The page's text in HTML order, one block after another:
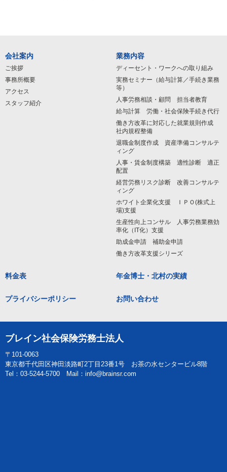
会社案内
ご挨拶
事務所概要
アクセス
スタッフ紹介
業務内容
ディーセント・ワークへの取り組み
実務セミナー（給与計算／手続き業務
等）
人事労務相談・顧問 担当者教育
給与計算 労働・社会保険手続き代行
働き方改革に対応した就業規則作成
社内規程整備
退職金制度作成 資産準備コンサルテ
ィング
人事・賃金制度構築 適性診断 適正
配置
経営労務リスク診断 改善コンサルテ
ィング
ホワイト企業化支援 ＩＰＯ(株式上
場)支援
生産性向上コンサル 人事労務業務効
率化（IT化）支援
助成金申請 補助金申請
働き方改革支援シリーズ
料金表 年金博士・北村の実績
プライバシーポリシー お問い合わせ
ブレイン社会保険労務士法人
〒101-0063
東京都千代田区神田淡路町2丁目23番1号 お茶の水センタービル8階
Tel：03-5244-5700 Mail：info@brainsr.com